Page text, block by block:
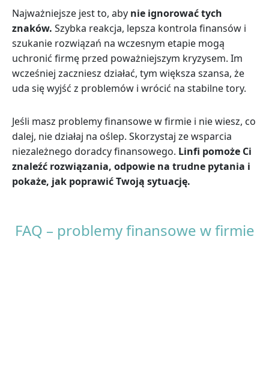
Najważniejsze jest to, aby nie ignorować tych
znaków. Szybka reakcja, lepsza kontrola finansów i
szukanie rozwiązań na wczesnym etapie mogą
uchronić firmę przed poważniejszym kryzysem. Im
wcześniej zaczniesz działać, tym większa szansa, że
uda się wyjść z problemów i wrócić na stabilne tory.
Jeśli masz problemy finansowe w firmie i nie wiesz, co
dalej, nie działaj na oślep. Skorzystaj ze wsparcia
niezależnego doradcy finansowego. Linfi pomoże Ci
znaleźć rozwiązania, odpowie na trudne pytania i
pokaże, jak poprawić Twoją sytuację.
FAQ – problemy finansowe w firmie